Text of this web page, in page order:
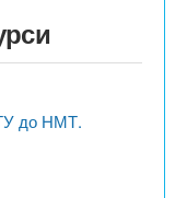
до НМТ.